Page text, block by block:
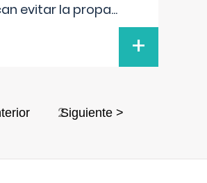
evitar la propa...
+
2Siguiente >